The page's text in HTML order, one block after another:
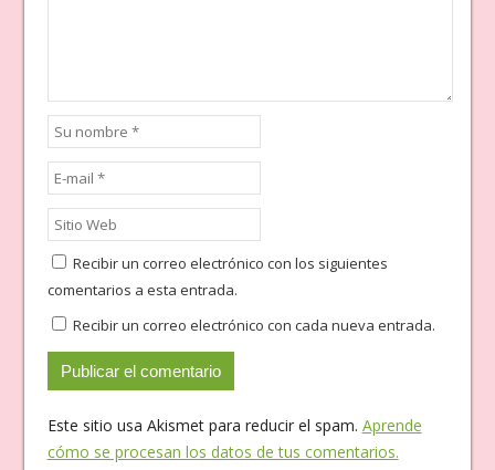
Recibir un correo electrónico con los siguientes
comentarios a esta entrada.
Recibir un correo electrónico con cada nueva entrada.
Este sitio usa Akismet para reducir el spam. Aprende
cómo se procesan los datos de tus comentarios.